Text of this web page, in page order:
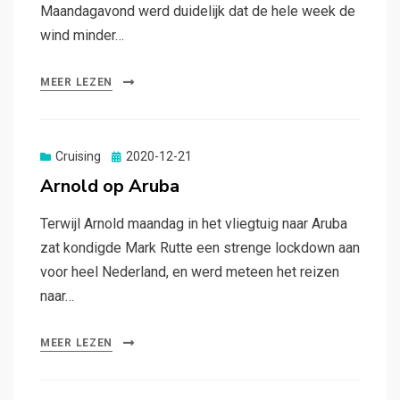
Maandagavond werd duidelijk dat de hele week de
wind minder…
MEER LEZEN
Cruising
Gepubliceerd
2020-12-21
Arnold op Aruba
Terwijl Arnold maandag in het vliegtuig naar Aruba
zat kondigde Mark Rutte een strenge lockdown aan
voor heel Nederland, en werd meteen het reizen
naar…
MEER LEZEN